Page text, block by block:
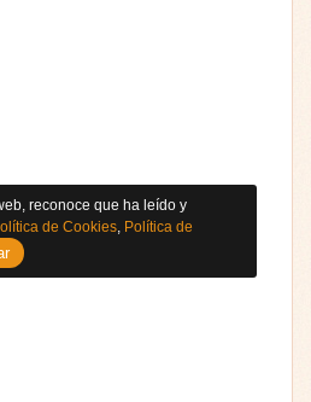
reconoce que ha leído y
de Cookies Política de